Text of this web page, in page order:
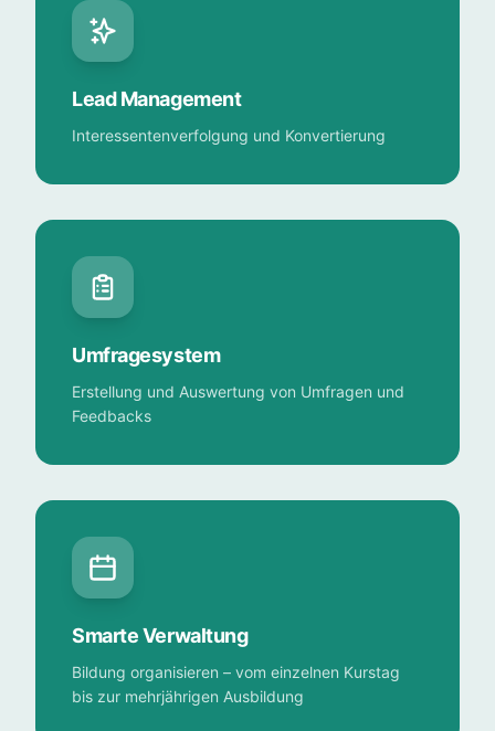
Lead Management
Interessentenverfolgung und Konvertierung
Umfragesystem
Erstellung und Auswertung von Umfragen und
Feedbacks
Smarte Verwaltung
Bildung organisieren – vom einzelnen Kurstag
bis zur mehrjährigen Ausbildung